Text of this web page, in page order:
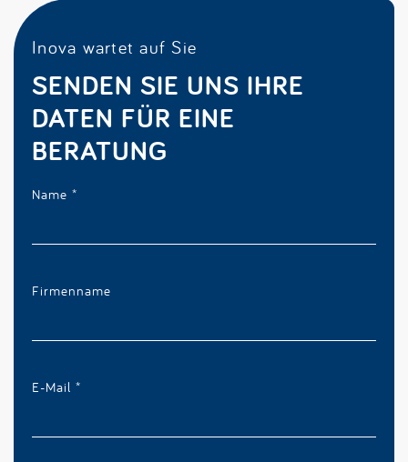
Inova wartet auf Sie
SENDEN SIE UNS IHRE
DATEN FÜR EINE
BERATUNG
Name *
Firmenname
E-Mail *